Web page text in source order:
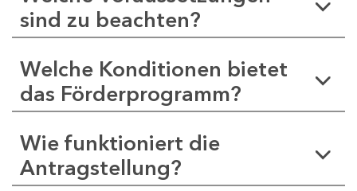
sind zu beachten?
Welche Konditionen bietet
das Förderprogramm?
Wie funktioniert die
Antragstellung?